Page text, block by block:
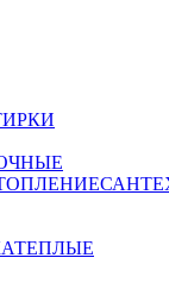
ТЕПЛЫЕ